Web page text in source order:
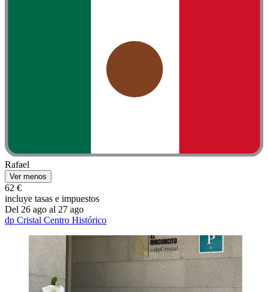
Rafael
Ver menos
62 €
incluye tasas e impuestos
Del 26 ago al 27 ago
dp Cristal Centro Histórico